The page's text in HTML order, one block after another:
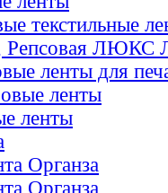
текстильные
Репсовая ЛЮКС
ленты для
ленты
ленты
Органза
Органза